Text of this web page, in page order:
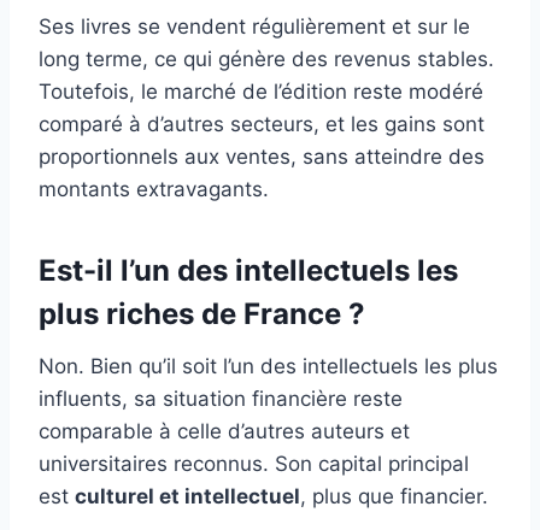
Ses livres se vendent régulièrement et sur le
long terme, ce qui génère des revenus stables.
Toutefois, le marché de l’édition reste modéré
comparé à d’autres secteurs, et les gains sont
proportionnels aux ventes, sans atteindre des
montants extravagants.
Est-il l’un des intellectuels les
plus riches de France ?
Non. Bien qu’il soit l’un des intellectuels les plus
influents, sa situation financière reste
comparable à celle d’autres auteurs et
universitaires reconnus. Son capital principal
est culturel et intellectuel, plus que financier.